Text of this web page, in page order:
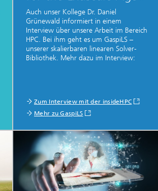
Auch unser Kollege Dr. Daniel
Grünewald informiert in einem
Interview über unsere Arbeit im Bereich
HPC. Bei ihm geht es um GaspiLS –
unserer skalierbaren linearen Solver-
Bibliothek. Mehr dazu im Interview:
Zum Interview mit der insideHPC
Mehr zu GaspiLS